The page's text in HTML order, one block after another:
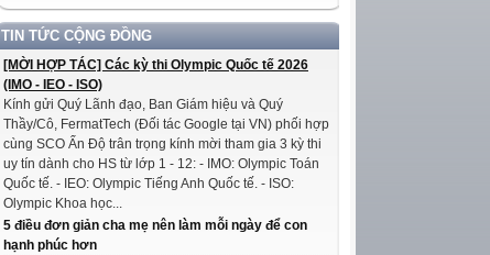
TIN TỨC CỘNG ĐỒNG
[MỜI HỢP TÁC] Các kỳ thi Olympic Quốc tế 2026
(IMO - IEO - ISO)
Kính gửi Quý Lãnh đạo, Ban Giám hiệu và Quý
Thầy/Cô, FermatTech (Đối tác Google tại VN) phối hợp
cùng SCO Ấn Độ trân trọng kính mời tham gia 3 kỳ thi
uy tín dành cho HS từ lớp 1 - 12: - IMO: Olympic Toán
Quốc tế. - IEO: Olympic Tiếng Anh Quốc tế. - ISO:
Olympic Khoa học...
5 điều đơn giản cha mẹ nên làm mỗi ngày để con
hạnh phúc hơn